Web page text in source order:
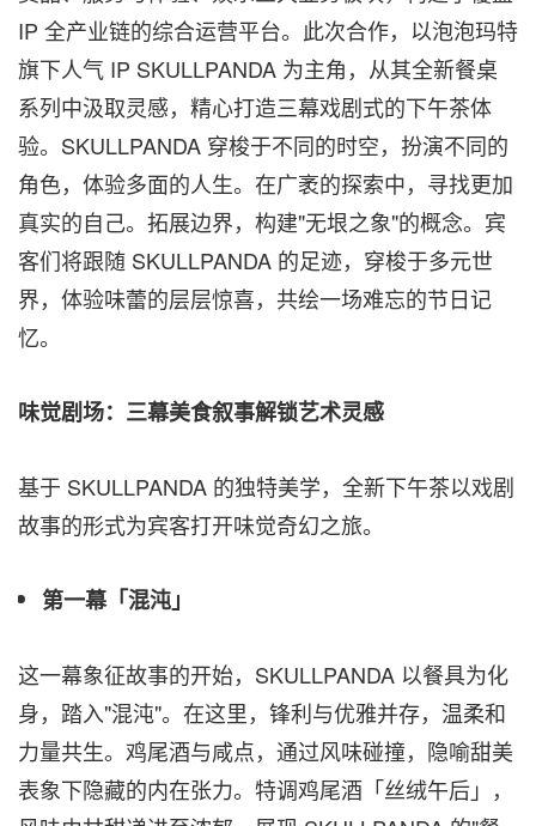
IP 全产业链的综合运营平台。此次合作，以泡泡玛特
旗下人气 IP SKULLPANDA 为主角，从其全新餐桌
系列中汲取灵感，精心打造三幕戏剧式的下午茶体
验。SKULLPANDA 穿梭于不同的时空，扮演不同的
角色，体验多面的人生。在广袤的探索中，寻找更加
真实的自己。拓展边界，构建"无垠之象"的概念。宾
客们将跟随 SKULLPANDA 的足迹，穿梭于多元世
界，体验味蕾的层层惊喜，共绘一场难忘的节日记
忆。
味觉剧场：三幕美食叙事解锁艺术灵感
基于 SKULLPANDA 的独特美学，全新下午茶以戏剧
故事的形式为宾客打开味觉奇幻之旅。
第一幕「混沌」
这一幕象征故事的开始，SKULLPANDA 以餐具为化
身，踏入"混沌"。在这里，锋利与优雅并存，温柔和
力量共生。鸡尾酒与咸点，通过风味碰撞，隐喻甜美
表象下隐藏的内在张力。特调鸡尾酒「丝绒午后」，